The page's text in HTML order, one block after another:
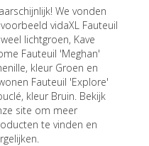
We vonden
vidaXL Fauteuil
lichtgroen, Kave
Fauteuil 'Meghan'
kleur Groen en
Fauteuil 'Explore'
kleur Bruin. Bekijk
site om meer
te vinden en